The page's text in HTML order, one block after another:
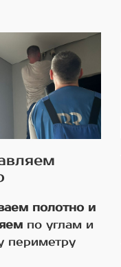
полотно и
по углам и
периметру